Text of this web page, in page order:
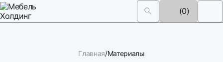
(0)
Главная Материалы